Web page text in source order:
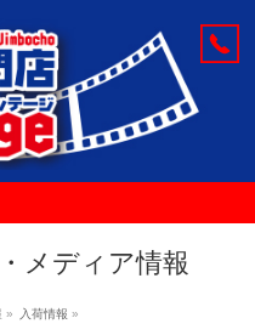
メディア情報
» 入荷情報 »